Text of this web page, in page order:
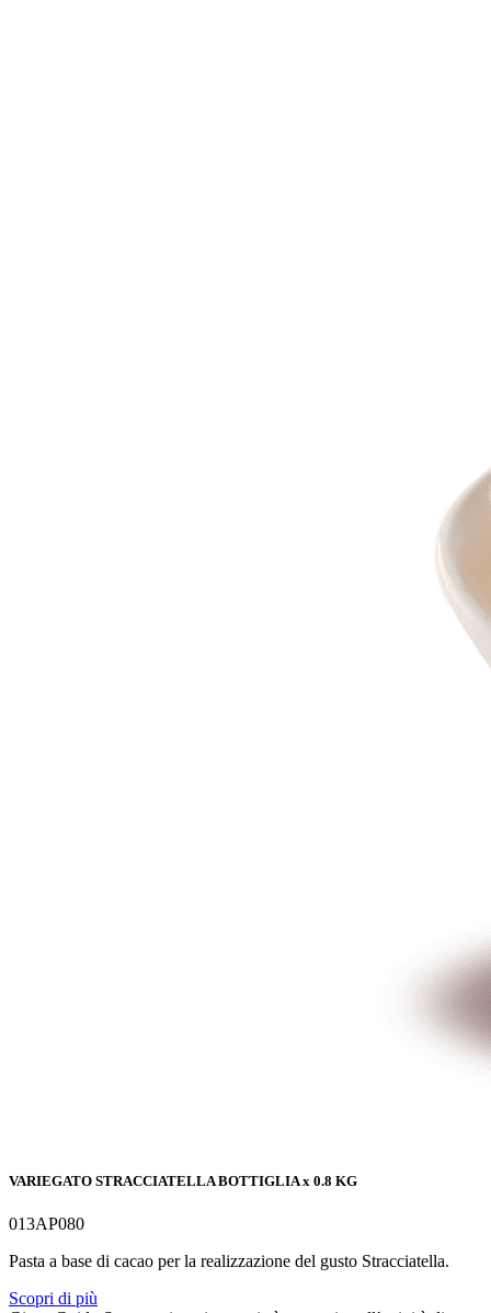
VARIEGATO STRACCIATELLA BOTTIGLIA x 0.8 KG
013AP080
Pasta a base di cacao per la realizzazione del gusto Stracciatella.
Scopri di più